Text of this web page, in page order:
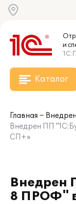
и
Каталог
Главная
Внедрен ПП
СП+»
Внедрен
8 ПРОФ"